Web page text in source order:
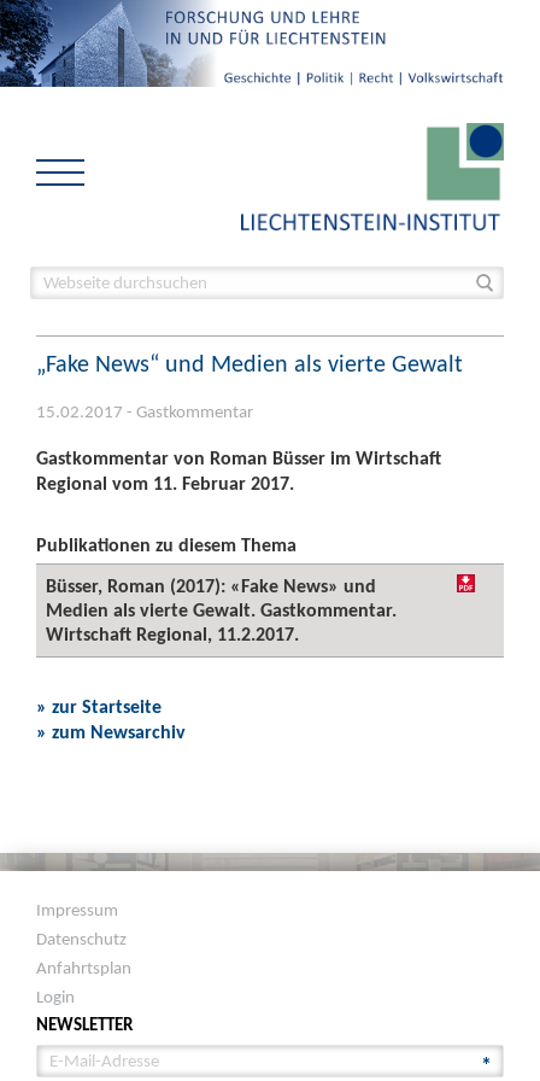
„Fake News“ und Medien als vierte Gewalt
15.02.2017 - Gastkommentar
Gastkommentar von Roman Büsser im Wirtschaft
Regional vom 11. Februar 2017.
Publikationen zu diesem Thema
Büsser, Roman (2017): «Fake News» und
Medien als vierte Gewalt. Gastkommentar.
Wirtschaft Regional, 11.2.2017.
» zur Startseite
» zum Newsarchiv
Impressum
Datenschutz
Anfahrtsplan
Login
NEWSLETTER